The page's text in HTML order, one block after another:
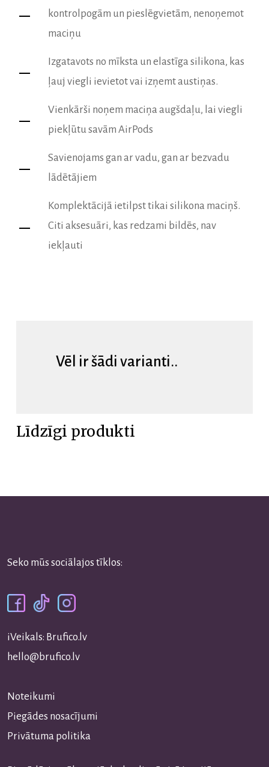
kontrolpogām un pieslēgvietām, nenoņemot
maciņu
Izgatavots no mīksta un elastīga silikona, kas
ļauj viegli ievietot vai izņemt austiņas.
Vienkārši noņem maciņa augšdaļu, lai viegli
piekļūtu savām AirPods
Savienojams gan ar vadu, gan ar bezvadu
lādētājiem
Komplektācijā ietilpst tikai silikona maciņš.
Citi aksesuāri, kas redzami bildēs, nav
iekļauti
Vēl ir šādi varianti..
Līdzīgi produkti
Seko mūs sociālajos tīklos:
iVeikals: Brufico.lv
hello@brufico.lv
Noteikumi
Piegādes nosacījumi
Privātuma politika